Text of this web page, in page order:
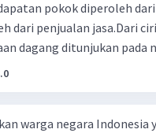
pokok diperoleh
dari penjualan jasa.Dari
dagang ditunjukan pada
4
warga negara Indonesia